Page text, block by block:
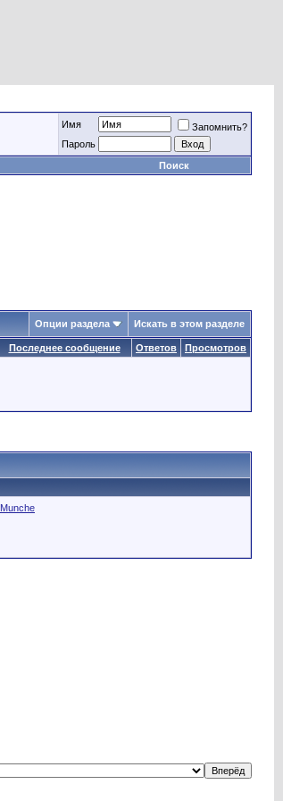
Имя
Запомнить?
Пароль
Поиск
Опции раздела Искать в этом разделе
Последнее сообщение Ответов Просмотров
Munche